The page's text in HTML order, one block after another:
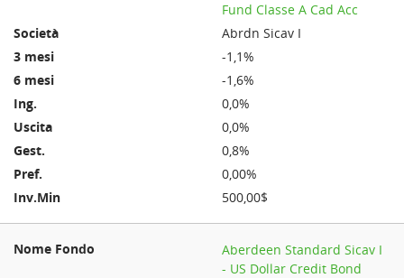
Fund Classe A Cad Acc
Abrdn Sicav I
-1,1%
-1,6%
0,0%
0,0%
0,8%
0,00%
500,00$
Aberdeen Standard Sicav I
- US Dollar Credit Bond